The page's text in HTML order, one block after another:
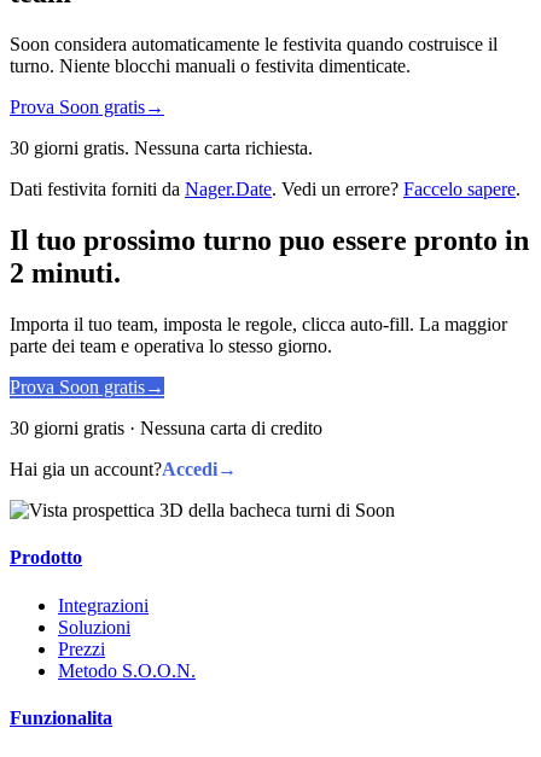
Soon considera automaticamente le festivita quando costruisce il
turno. Niente blocchi manuali o festivita dimenticate.
Prova Soon gratis→
30 giorni gratis. Nessuna carta richiesta.
Dati festivita forniti da Nager.Date. Vedi un errore? Faccelo sapere.
Il tuo prossimo turno puo essere pronto in
2 minuti.
Importa il tuo team, imposta le regole, clicca auto-fill. La maggior
parte dei team e operativa lo stesso giorno.
Prova Soon gratis→
30 giorni gratis · Nessuna carta di credito
Hai gia un account?Accedi→
Prodotto
Integrazioni
Soluzioni
Prezzi
Metodo S.O.O.N.
Funzionalita